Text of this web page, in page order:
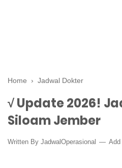
Home › Jadwal Dokter
√ Update 2026!
Siloam Jember
Written By JadwalOperasional Add